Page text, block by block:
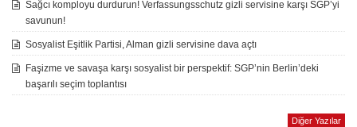
Sağcı komployu durdurun! Verfassungsschutz gizli servisine karşı SGP’yi
savunun!
Sosyalist Eşitlik Partisi, Alman gizli servisine dava açtı
Faşizme ve savaşa karşı sosyalist bir perspektif: SGP’nin Berlin’deki
başarılı seçim toplantısı
Diğer Yazılar